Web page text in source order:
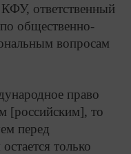
ответственный
по общественно-
вопросам
право
[российским], то
перед
только